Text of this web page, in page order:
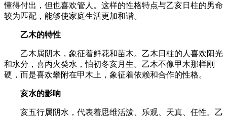
懂得付出，但也喜欢管人。这样的性格特点与乙亥日柱的男命
较为匹配，能够使家庭生活更加和谐。
乙木的特性
乙木属阴木，象征着鲜花和苗木。乙木日柱的人喜欢阳光
和水分，喜丙火癸水，怕初冬亥月生。乙木不像甲木那样刚
硬，而是喜欢攀附在甲木上，象征着依赖和合作的性格。
亥水的影响
亥五行属阴水，代表着思维活泼、乐观、天真、任性。乙